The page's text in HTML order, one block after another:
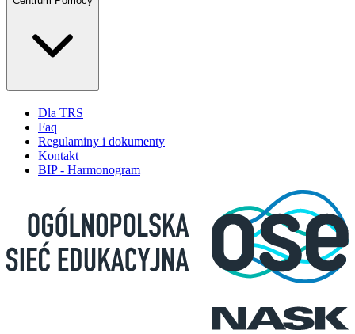
Dla TRS
Faq
Regulaminy i dokumenty
Kontakt
BIP - Harmonogram